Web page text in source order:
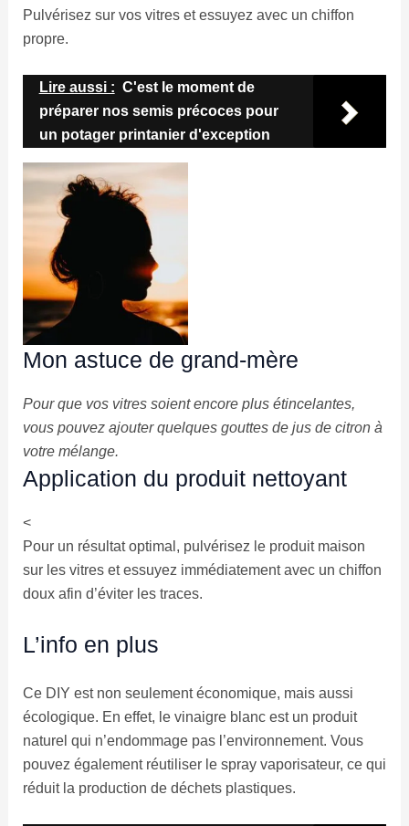
Pulvérisez sur vos vitres et essuyez avec un chiffon
propre.
Lire aussi : C'est le moment de
préparer nos semis précoces pour
un potager printanier d'exception
Mon astuce de grand-mère
Pour que vos vitres soient encore plus étincelantes,
vous pouvez ajouter quelques gouttes de jus de citron à
votre mélange.
Application du produit nettoyant
<
Pour un résultat optimal, pulvérisez le produit maison
sur les vitres et essuyez immédiatement avec un chiffon
doux afin d’éviter les traces.
L’info en plus
Ce DIY est non seulement économique, mais aussi
écologique. En effet, le vinaigre blanc est un produit
naturel qui n’endommage pas l’environnement. Vous
pouvez également réutiliser le spray vaporisateur, ce qui
réduit la production de déchets plastiques.